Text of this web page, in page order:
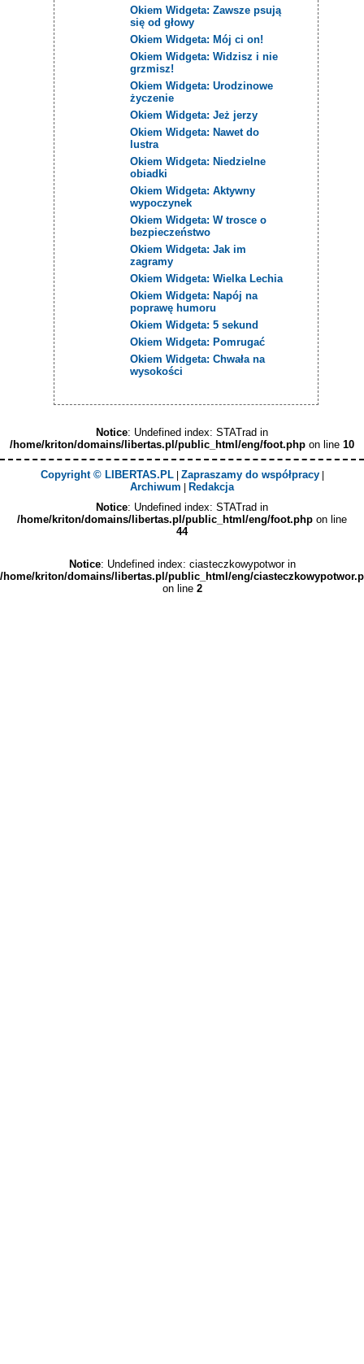
Okiem Widgeta: Zawsze psują
się od głowy
Okiem Widgeta: Mój ci on!
Okiem Widgeta: Widzisz i nie
grzmisz!
Okiem Widgeta: Urodzinowe
życzenie
Okiem Widgeta: Jeż jerzy
Okiem Widgeta: Nawet do
lustra
Okiem Widgeta: Niedzielne
obiadki
Okiem Widgeta: Aktywny
wypoczynek
Okiem Widgeta: W trosce o
bezpieczeństwo
Okiem Widgeta: Jak im
zagramy
Okiem Widgeta: Wielka Lechia
Okiem Widgeta: Napój na
poprawę humoru
Okiem Widgeta: 5 sekund
Okiem Widgeta: Pomrugać
Okiem Widgeta: Chwała na
wysokości
Notice: Undefined index: STATrad in
/home/kriton/domains/libertas.pl/public_html/eng/foot.php on line 10
Copyright © LIBERTAS.PL| Zapraszamy do współpracy|
Archiwum
Redakcja
Notice: Undefined index: STATrad in
/home/kriton/domains/libertas.pl/public_html/eng/foot.php on line
44
Notice: Undefined index: ciasteczkowypotwor in
/home/kriton/domains/libertas.pl/public_html/eng/
on line 2